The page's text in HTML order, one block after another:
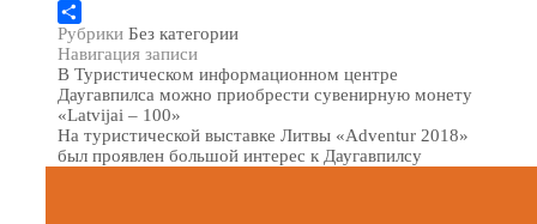
Twitter
Отправить
Рубрики Без категории
Навигация записи
В Туристическом информационном центре
Даугавпилса можно приобрести сувенирную монету
«Latvijai – 100»
На туристической выставке Литвы «Adventur 2018»
был проявлен большой интерес к Даугавпилсу